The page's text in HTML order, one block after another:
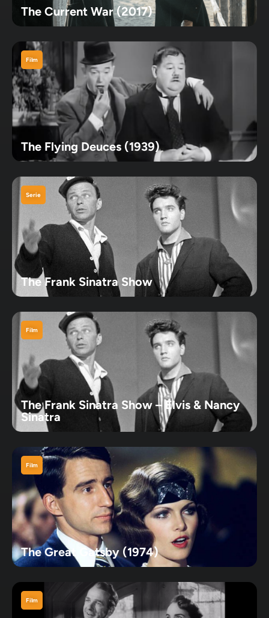
The Current War (2017)
The Flying Deuces (1939)
Film
The Frank Sinatra Show
Serie
The Frank Sinatra Show – Elvis & Nancy
Sinatra
Film
The Great Gatsby (1974)
Film
Film